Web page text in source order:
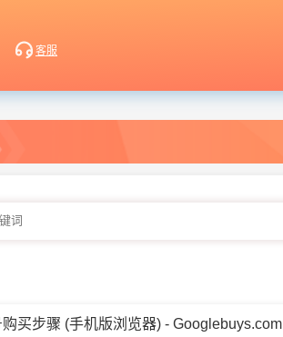
买步骤 (手机版浏览器) - Googlebuys.com